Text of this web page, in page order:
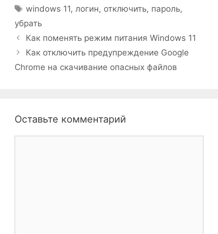
Метки
windows 11,логин, отключить, пароль,
убрать
Как поменять режим питания Windows 11
Как отключить предупреждение Google
Chrome на скачивание опасных файлов
Оставьте комментарий